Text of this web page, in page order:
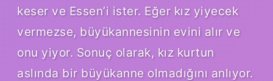
keser ve Essen’i ister. Eğer kız yiyecek
vermezse, büyükannesinin evini alır ve
onu yiyor. Sonuç olarak, kız kurtun
aslında bir büyükanne olmadığını anlıyor.